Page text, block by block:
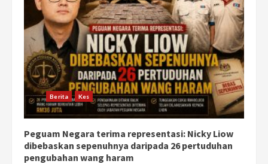
Berita Kes
Peguam Negara terima representasi: Nicky Liow
dibebaskan sepenuhnya daripada 26 pertuduhan
pengubahan wang haram